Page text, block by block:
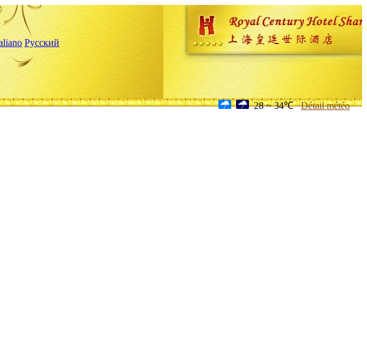
Русский
28 ~ 34℃ Détail météo